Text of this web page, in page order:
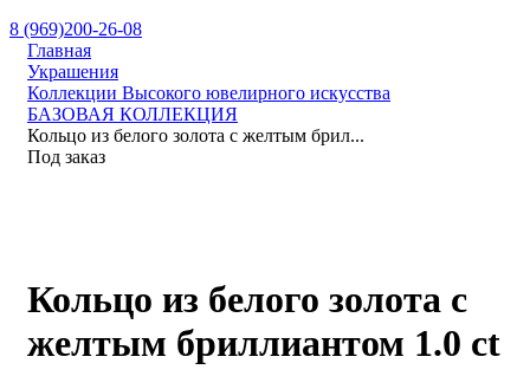
8 (969)200-26-08
Главная
Украшения
Коллекции Высокого ювелирного искусства
БАЗОВАЯ КОЛЛЕКЦИЯ
Кольцо из белого золота с желтым брил...
Под заказ
Кольцо из белого золота с
желтым бриллиантом 1.0 ct